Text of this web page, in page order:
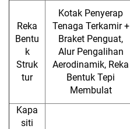
Reka
Bentu
k
Struk
tur
Kotak Penyerap
Tenaga Terkamir +
Braket Penguat,
Alur Pengalihan
Aerodinamik, Reka
Bentuk Tepi
Membulat
Kapa
siti